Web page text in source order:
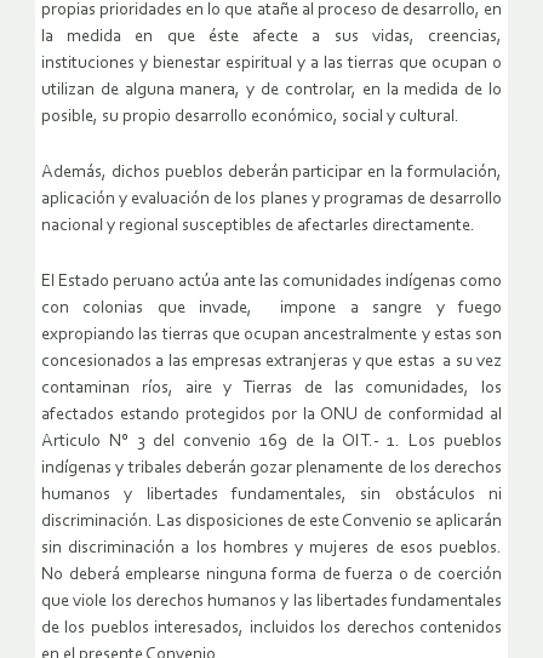
propias prioridades en lo que atañe al proceso de desarrollo, en
la medida en que éste afecte a sus vidas, creencias,
instituciones y bienestar espiritual y a las tierras que ocupan o
utilizan de alguna manera, y de controlar, en la medida de lo
posible, su propio desarrollo económico, social y cultural.
Además, dichos pueblos deberán participar en la formulación,
aplicación y evaluación de los planes y programas de desarrollo
nacional y regional susceptibles de afectarles directamente.
El Estado peruano actúa ante las comunidades indígenas como
con colonias que invade, impone a sangre y fuego
expropiando las tierras que ocupan ancestralmente y estas son
concesionados a las empresas extranjeras y que estas a su vez
contaminan ríos, aire y Tierras de las comunidades, los
afectados estando protegidos por la ONU de conformidad al
Articulo N° 3 del convenio 169 de la OIT.- 1. Los pueblos
indígenas y tribales deberán gozar plenamente de los derechos
humanos y libertades fundamentales, sin obstáculos ni
discriminación. Las disposiciones de este Convenio se aplicarán
sin discriminación a los hombres y mujeres de esos pueblos.
No deberá emplearse ninguna forma de fuerza o de coerción
que viole los derechos humanos y las libertades fundamentales
de los pueblos interesados, incluidos los derechos contenidos